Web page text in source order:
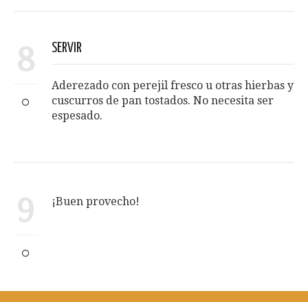
8 SERVIR
Aderezado con perejil fresco u otras hierbas y
cuscurros de pan tostados. No necesita ser
espesado.
9 ¡Buen provecho!